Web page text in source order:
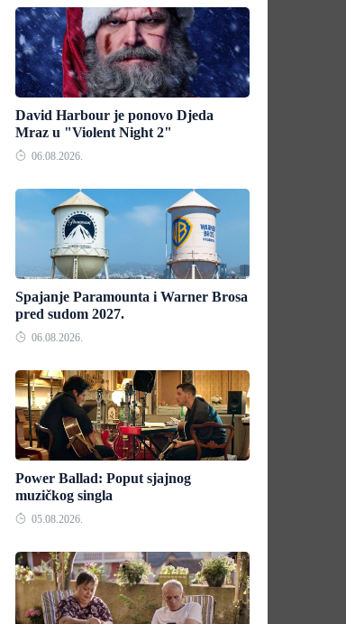
David Harbour je ponovo Djeda
Mraz u "Violent Night 2"
06.08.2026.
Spajanje Paramounta i Warner Brosa
pred sudom 2027.
06.08.2026.
Power Ballad: Poput sjajnog
muzičkog singla
05.08.2026.